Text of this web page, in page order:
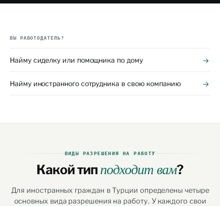
ВЫ РАБОТОДАТЕЛЬ?
Найму сиделку или помощника по дому →
Найму иностранного сотрудника в свою компанию →
ВИДЫ РАЗРЕШЕНИЯ НА РАБОТУ
Какой тип подходит вам?
Для иностранных граждан в Турции определены четыре
основных вида разрешения на работу. У каждого свои